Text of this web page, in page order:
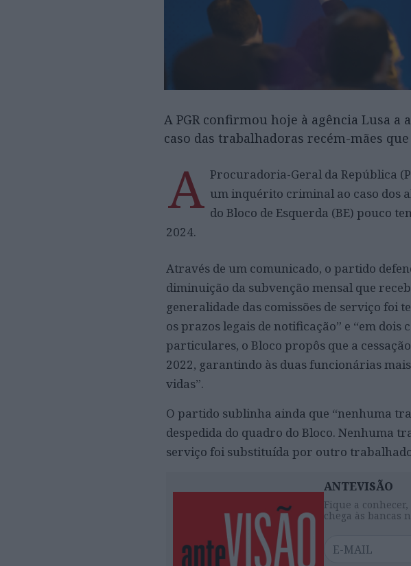
A PGR confirmou hoje à agência Lusa
caso das trabalhadoras recém-mães
A Procuradoria-Geral da República
um inquérito criminal ao caso dos
do Bloco de Esquerda (BE) pouco
2024.
Através de um comunicado, o partido
diminuição da subvenção mensal que
generalidade das comissões de serviço foi
os prazos legais de notificação” e “em dois
particulares, o Bloco propôs que a
2022, garantindo às duas funcionárias
vidas”.
O partido sublinha ainda que “nenhuma
despedida do quadro do Bloco. Nenhuma
serviço foi substituída por outro
ANTEVISÃO
Fique a
chega às bancas